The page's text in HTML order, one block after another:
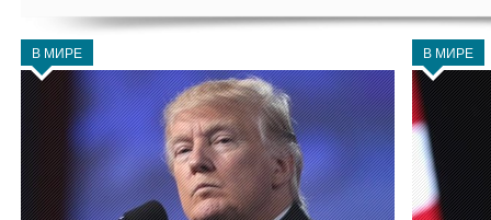
В МИРЕ В МИРЕ